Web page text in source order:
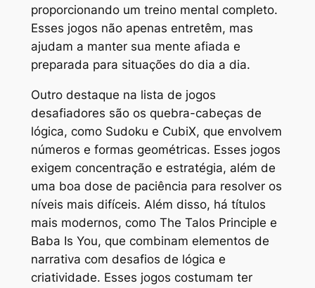
proporcionando um treino mental completo.
Esses jogos não apenas entretêm, mas
ajudam a manter sua mente afiada e
preparada para situações do dia a dia.
Outro destaque na lista de jogos
desafiadores são os quebra-cabeças de
lógica, como Sudoku e CubiX, que envolvem
números e formas geométricas. Esses jogos
exigem concentração e estratégia, além de
uma boa dose de paciência para resolver os
níveis mais difíceis. Além disso, há títulos
mais modernos, como The Talos Principle e
Baba Is You, que combinam elementos de
narrativa com desafios de lógica e
criatividade. Esses jogos costumam ter